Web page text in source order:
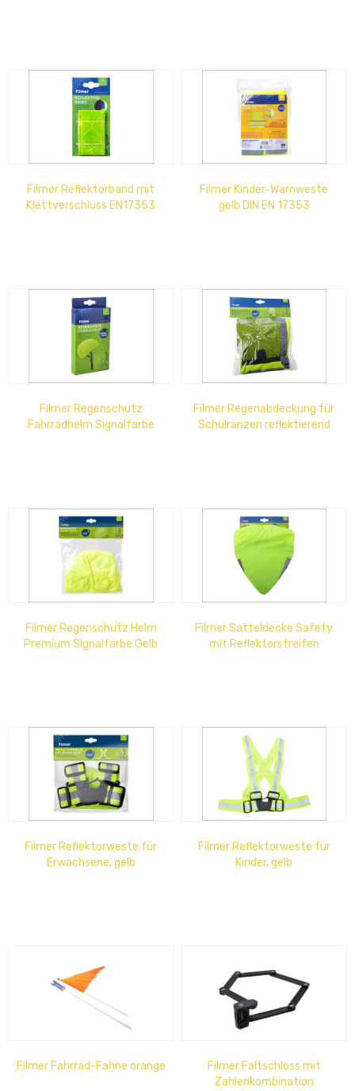
Filmer Reflektorband mit
Klettverschluss EN17353
Filmer Kinder-Warnweste
gelb DIN EN 17353
Filmer Regenschutz
Fahrradhelm Signalfarbe
Filmer Regenabdeckung für
Schulranzen reflektierend
Filmer Regenschutz Helm
Premium Signalfarbe Gelb
Filmer Satteldecke Safety
mit Reflektorstreifen
Filmer Reflektorweste für
Erwachsene, gelb
Filmer Reflektorweste für
Kinder, gelb
Filmer Fahrrad-Fahne orange
Filmer Faltschloss mit
Zahlenkombination